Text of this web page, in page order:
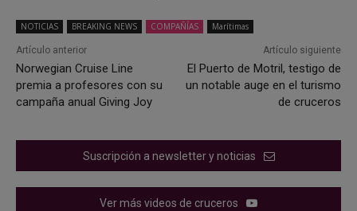
NOTICIAS BREAKING NEWS COMPAÑÍAS Marítimas
Artículo anterior
Norwegian Cruise Line
premia a profesores con su
campaña anual Giving Joy
Artículo siguiente
El Puerto de Motril, testigo de
un notable auge en el turismo
de cruceros
Suscripción a newsletter y noticias
Ver más videos de cruceros